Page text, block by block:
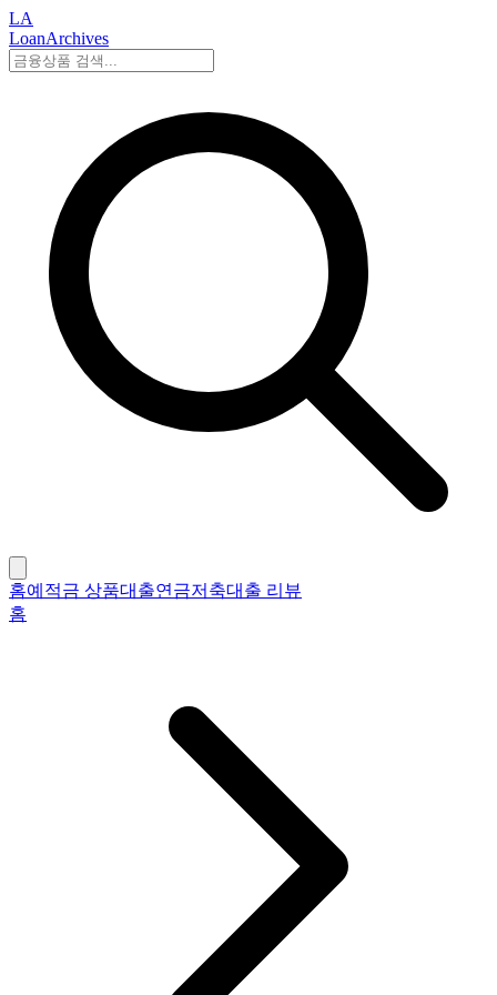
LA
LoanArchives
홈예적금 상품대출연금저축대출 리뷰
홈